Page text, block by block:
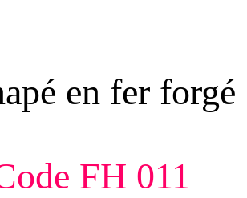
é en fer forgé
FH 011